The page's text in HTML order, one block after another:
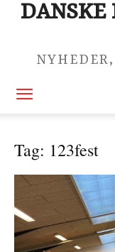
DANSKE
Tag: 123fest